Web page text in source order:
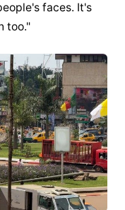
faces. It's
too."